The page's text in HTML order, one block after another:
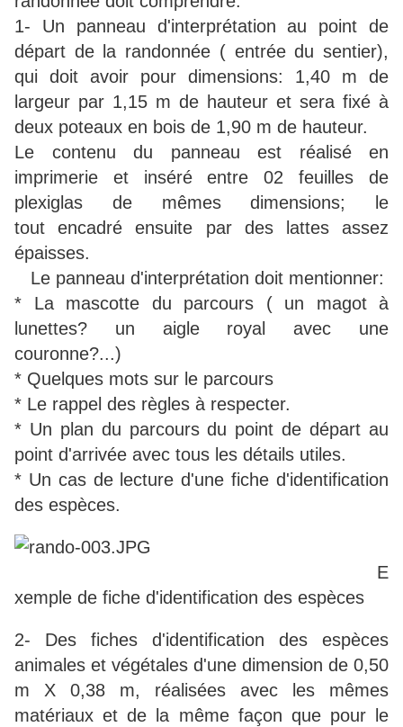
1- Un panneau d'interprétation au point de
départ de la randonnée ( entrée du sentier),
qui doit avoir pour dimensions: 1,40 m de
largeur par 1,15 m de hauteur et sera fixé à
deux poteaux en bois de 1,90 m de hauteur.
Le contenu du panneau est réalisé en
imprimerie et inséré entre 02 feuilles de
plexiglas de mêmes dimensions; le
tout encadré ensuite par des lattes assez
épaisses.
Le panneau d'interprétation doit mentionner:
* La mascotte du parcours ( un magot à
lunettes? un aigle royal avec une
couronne?...)
* Quelques mots sur le parcours
* Le rappel des règles à respecter.
* Un plan du parcours du point de départ au
point d'arrivée avec tous les détails utiles.
* Un cas de lecture d'une fiche d'identification
des espèces.
E
xemple de fiche d'identification des espèces
2- Des fiches d'identification des espèces
animales et végétales d'une dimension de 0,50
m X 0,38 m, réalisées avec les mêmes
matériaux et de la même façon que pour le